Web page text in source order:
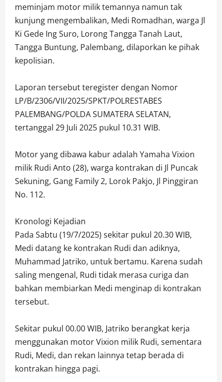
meminjam motor milik temannya namun tak
kunjung mengembalikan, Medi Romadhan, warga Jl
Ki Gede Ing Suro, Lorong Tangga Tanah Laut,
Tangga Buntung, Palembang, dilaporkan ke pihak
kepolisian.
Laporan tersebut teregister dengan Nomor
LP/B/2306/VII/2025/SPKT/POLRESTABES
PALEMBANG/POLDA SUMATERA SELATAN,
tertanggal 29 Juli 2025 pukul 10.31 WIB.
Motor yang dibawa kabur adalah Yamaha Vixion
milik Rudi Anto (28), warga kontrakan di Jl Puncak
Sekuning, Gang Family 2, Lorok Pakjo, Jl Pinggiran
No. 112.
Kronologi Kejadian
Pada Sabtu (19/7/2025) sekitar pukul 20.30 WIB,
Medi datang ke kontrakan Rudi dan adiknya,
Muhammad Jatriko, untuk bertamu. Karena sudah
saling mengenal, Rudi tidak merasa curiga dan
bahkan membiarkan Medi menginap di kontrakan
tersebut.
Sekitar pukul 00.00 WIB, Jatriko berangkat kerja
menggunakan motor Vixion milik Rudi, sementara
Rudi, Medi, dan rekan lainnya tetap berada di
kontrakan hingga pagi.